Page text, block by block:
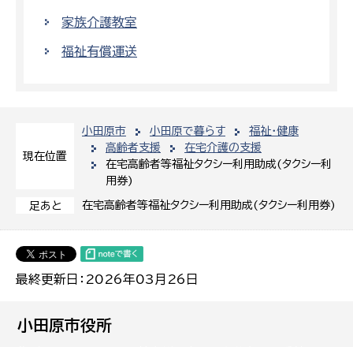
現在位置
小田原市 小田原で暮らす
福祉・健康
高齢者支援
在宅介護の支援
在宅高齢者等福祉タクシー利用助成(タクシー利
用券)
足あと 在宅高齢者等福祉タクシー利用助成(タクシー利用券)
最終更新日：2026年03月26日
家族介護教室
福祉有償運送
小田原市役所